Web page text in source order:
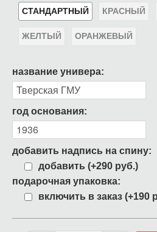
СТАНДАРТНЫЙ КРАСНЫЙ
ЖЕЛТЫЙ ОРАНЖЕВЫЙ
название универа:
год основания:
добавить надпись на спину:
добавить (+290 руб.)
подарочная упаковка:
включить в заказ (+190